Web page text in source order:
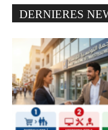
DERNIERES